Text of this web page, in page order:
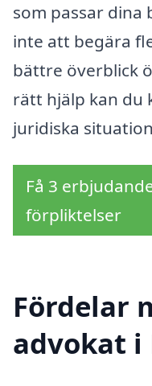
som passar dina
inte att begära
bättre överblick
rätt hjälp kan du
juridiska
Få 3
förpliktelser
Fördelar
advokat i